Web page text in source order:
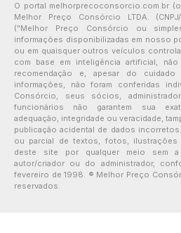
O portal melhorprecoconsorcio.com.br
Melhor Preço Consórcio LTDA.
("Melhor Preço Consórcio ou
informações disponibilizadas em nosso
ou em quaisquer outros veículos
com base em inteligência artificial,
recomendação e, apesar do
informações, não foram conferidas
Consórcio, seus sócios,
funcionários não garantem sua
adequação, integridade ou veracidade,
publicação acidental de dados
ou parcial de textos, fotos,
deste site por qualquer meio sem
autor/criador ou do administrador,
fevereiro de 1998. ® Melhor Preço
reservados.